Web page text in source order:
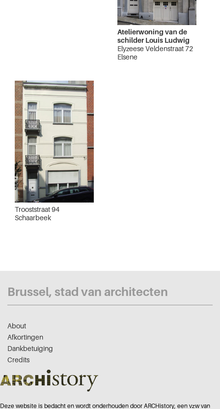
Atelierwoning van de
schilder Louis Ludwig
Elyzeese Veldenstraat 72
Elsene
Trooststraat 94
Schaarbeek
Brussel, stad van architecten
About
Afkortingen
Dankbetuiging
Credits
Deze website is bedacht en wordt onderhouden door ARCHistory, een vzw van